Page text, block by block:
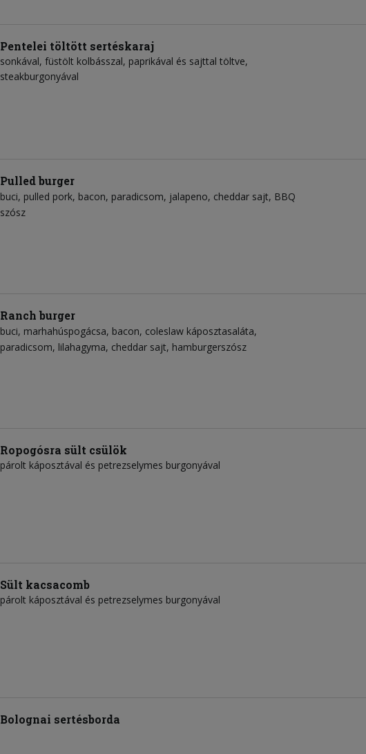
Pentelei töltött sertéskaraj
sonkával, füstölt kolbásszal, paprikával és sajttal töltve,
steakburgonyával
Pulled burger
buci pulled pork bacon paradicsom jalapeno cheddar sajt BBQ
szósz
Ranch burger
buci marhahúspogácsa bacon coleslaw káposztasaláta
paradicsom lilahagyma cheddar sajt hamburgerszósz
Ropogósra sült csülök
párolt káposztával és petrezselymes burgonyával
Sült kacsacomb
párolt káposztával és petrezselymes burgonyával
Bolognai sertésborda